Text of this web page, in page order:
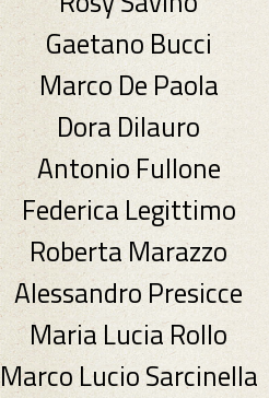
Gaetano Bucci
Marco De Paola
Dora Dilauro
Antonio Fullone
Federica Legittimo
Roberta Marazzo
Alessandro Presicce
Maria Lucia Rollo
Marco Lucio Sarcinella